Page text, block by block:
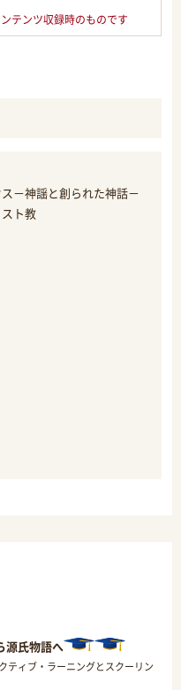
テンツ収録時のものです
－神謡と創られた神話－
ト教
源氏物語へ
ティブ・ラーニングとスクーリン